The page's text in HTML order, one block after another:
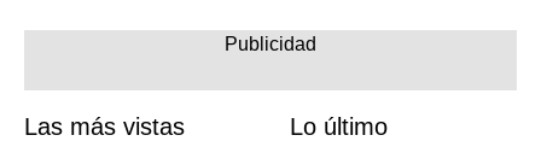
Las más vistas Lo último